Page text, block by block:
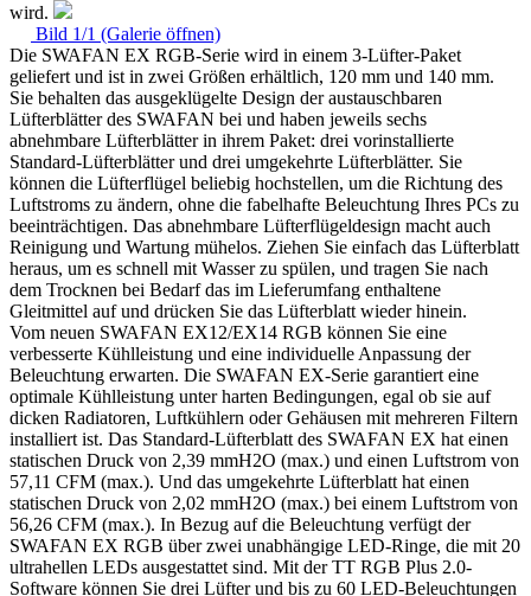
wird.
Bild 1/1 (Galerie öffnen)
Die SWAFAN EX RGB-Serie wird in einem 3-Lüfter-Paket
geliefert und ist in zwei Größen erhältlich, 120 mm und 140 mm.
Sie behalten das ausgeklügelte Design der austauschbaren
Lüfterblätter des SWAFAN bei und haben jeweils sechs
abnehmbare Lüfterblätter in ihrem Paket: drei vorinstallierte
Standard-Lüfterblätter und drei umgekehrte Lüfterblätter. Sie
können die Lüfterflügel beliebig hochstellen, um die Richtung des
Luftstroms zu ändern, ohne die fabelhafte Beleuchtung Ihres PCs zu
beeinträchtigen. Das abnehmbare Lüfterflügeldesign macht auch
Reinigung und Wartung mühelos. Ziehen Sie einfach das Lüfterblatt
heraus, um es schnell mit Wasser zu spülen, und tragen Sie nach
dem Trocknen bei Bedarf das im Lieferumfang enthaltene
Gleitmittel auf und drücken Sie das Lüfterblatt wieder hinein.
Vom neuen SWAFAN EX12/EX14 RGB können Sie eine
verbesserte Kühlleistung und eine individuelle Anpassung der
Beleuchtung erwarten. Die SWAFAN EX-Serie garantiert eine
optimale Kühlleistung unter harten Bedingungen, egal ob sie auf
dicken Radiatoren, Luftkühlern oder Gehäusen mit mehreren Filtern
installiert ist. Das Standard-Lüfterblatt des SWAFAN EX hat einen
statischen Druck von 2,39 mmH2O (max.) und einen Luftstrom von
57,11 CFM (max.). Und das umgekehrte Lüfterblatt hat einen
statischen Druck von 2,02 mmH2O (max.) bei einem Luftstrom von
56,26 CFM (max.). In Bezug auf die Beleuchtung verfügt der
SWAFAN EX RGB über zwei unabhängige LED-Ringe, die mit 20
ultrahellen LEDs ausgestattet sind. Mit der TT RGB Plus 2.0-
Software können Sie drei Lüfter und bis zu 60 LED-Beleuchtungen